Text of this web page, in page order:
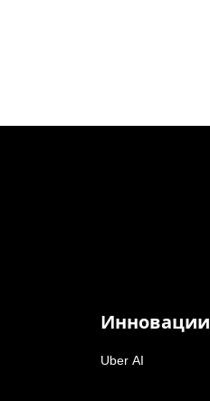
Инновации
Uber AI